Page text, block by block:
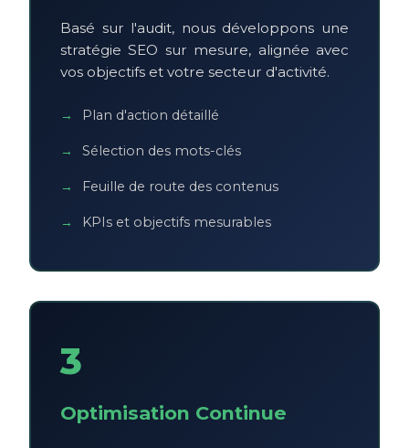
Basé sur l'audit, nous développons une
stratégie SEO sur mesure, alignée avec
vos objectifs et votre secteur d'activité.
Plan d'action détaillé
Sélection des mots-clés
Feuille de route des contenus
KPIs et objectifs mesurables
3
Optimisation Continue